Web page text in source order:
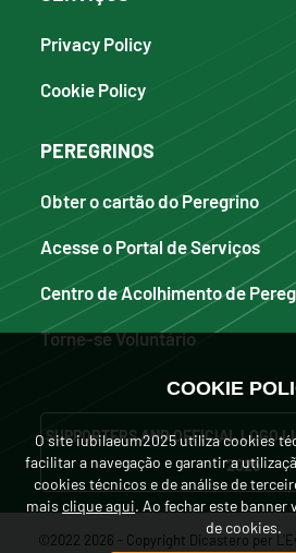
Privacy Policy
Cookie Policy
PEREGRINOS
Obter o cartão do Peregrino
Acesse o Portal de Serviços
Centro de Acolhimento de
Torne-se Voluntário
SUPPORTERS AND OFFICIAL LOGO
2025
©2022 2026 - Copyright Dicastero per
COOKIE
O site iubilaeum2025 utiliza cookies
facilitar a navegação e garantir a
cookies técnicos e de análise de
mais clique aqui. Ao fechar este banner
de cookies.